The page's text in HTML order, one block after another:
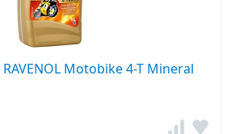
Motobike 4-T Mineral